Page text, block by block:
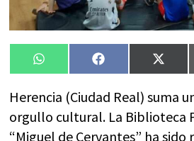
Compartir
en
WhatsAppCompartir
en
Facebook
en
X
Herencia (Ciudad Real) suma
orgullo cultural. La Biblioteca
“Miguel de Cervantes” ha sido